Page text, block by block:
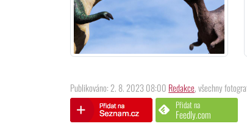
Publikováno: 2. 8. 2023 08:00 Redakce, všechny
Přidat na
Feedly.com